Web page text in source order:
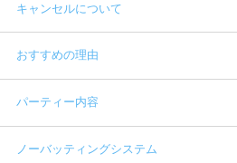
キャンセルについて
おすすめの理由
パーティー内容
ノーバッティングシステム